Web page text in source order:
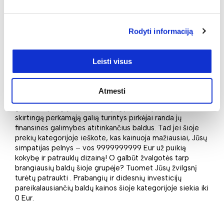
Rodyti informaciją
Leisti visus
Atmesti
kategorijoje, tad neabejojame, kad kiekvienas išsirinksite
Ar pirktume baldus, ar kitus daiktus, kaina visada yra tas
kriterijus, į kurį nežvelgiama pro pirštus. Dažnas
skirtingą perkamąją galią turintys pirkėjai randa jų
finansines galimybes atitinkančius baldus. Tad jei šioje
prekių kategorijoje ieškote, kas kainuoja mažiausiai, Jūsų
simpatijas pelnys – vos 9999999999 Eur už puikią
kokybę ir patrauklų dizainą! O galbūt žvalgotės tarp
brangiausių baldų šioje grupėje? Tuomet Jūsų žvilgsnį
turėtų patraukti . Prabangių ir didesnių investicijų
pareikalausiančių baldų kainos šioje kategorijoje siekia iki
0 Eur.